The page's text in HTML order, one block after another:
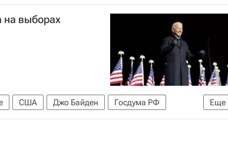
МЧС России (Министерство РФ по делам гражданской обороны, чрезвычайным ситуациям и ликвидации последствий стихийных бедствий)
на выборах
Еще
США Джо Байден
Госдума РФ